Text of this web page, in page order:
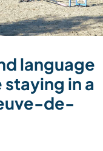
language
in a
de-